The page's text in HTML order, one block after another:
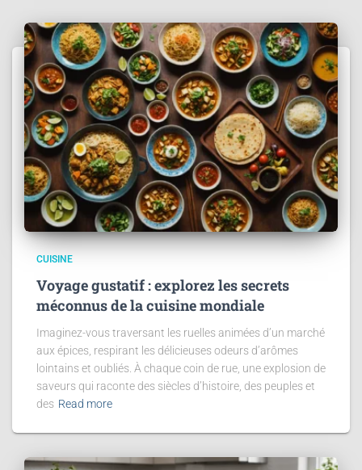
CUISINE
Voyage gustatif : explorez les secrets
méconnus de la cuisine mondiale
Imaginez-vous traversant les ruelles animées d’un marché
aux épices, respirant les délicieuses odeurs d’arômes
lointains et oubliés. À chaque coin de rue, une explosion de
saveurs qui raconte des siècles d’histoire, des peuples et
des Read more